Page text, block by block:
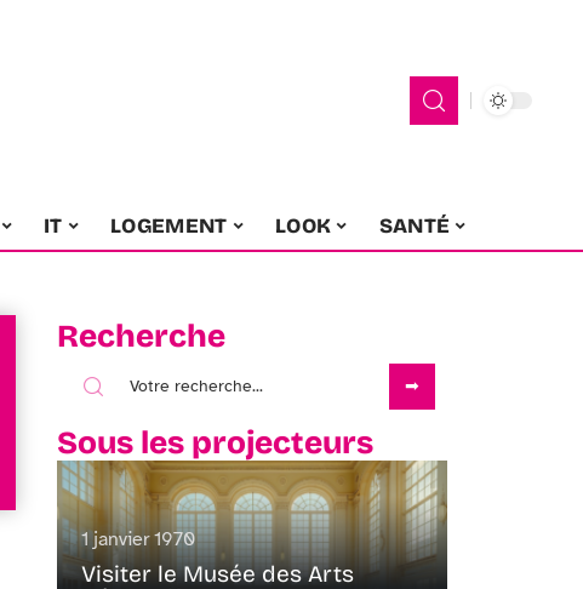
IT LOGEMENT LOOK SANTÉ
Recherche
Sous les projecteurs
1 janvier 1970
Visiter le Musée des Arts